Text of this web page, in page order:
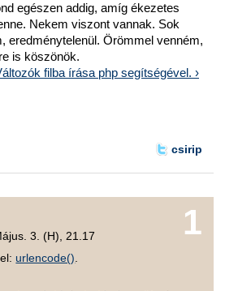
egészen addig, amíg ékezetes
Nekem viszont vannak. Sok
eredménytelenül. Örömmel venném,
is köszönök.
filba írása php segítségével. ›
csirip
1
3. (H), 21.17
urlencode()